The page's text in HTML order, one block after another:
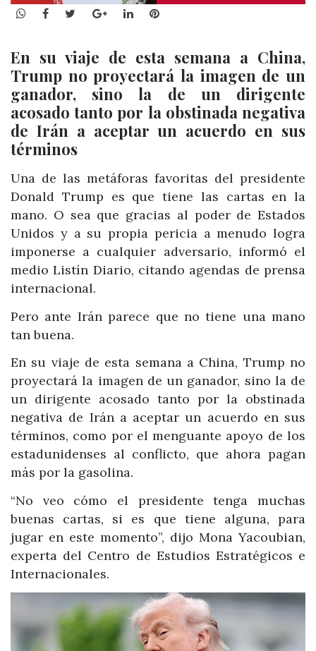
WhatsApp
Facebook
TwitterGoogle+LinkedInPinterest
En su viaje de esta semana a China,
Trump no proyectará la imagen de un
ganador, sino la de un dirigente
acosado tanto por la obstinada negativa
de Irán a aceptar un acuerdo en sus
términos
Una de las metáforas favoritas del presidente
Donald Trump es que tiene las cartas en la
mano. O sea que gracias al poder de Estados
Unidos y a su propia pericia a menudo logra
imponerse a cualquier adversario, informó el
medio Listín Diario, citando agendas de prensa
internacional.
Pero ante Irán parece que no tiene una mano
tan buena.
En su viaje de esta semana a China, Trump no
proyectará la imagen de un ganador, sino la de
un dirigente acosado tanto por la obstinada
negativa de Irán a aceptar un acuerdo en sus
términos, como por el menguante apoyo de los
estadunidenses al conflicto, que ahora pagan
más por la gasolina.
“No veo cómo el presidente tenga muchas
buenas cartas, si es que tiene alguna, para
jugar en este momento”, dijo Mona Yacoubian,
experta del Centro de Estudios Estratégicos e
Internacionales.